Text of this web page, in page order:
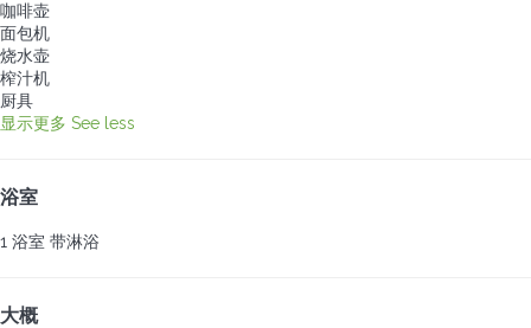
咖啡壶
面包机
烧水壶
榨汁机
厨具
显示更多 See less
浴室
1 浴室 带淋浴
大概